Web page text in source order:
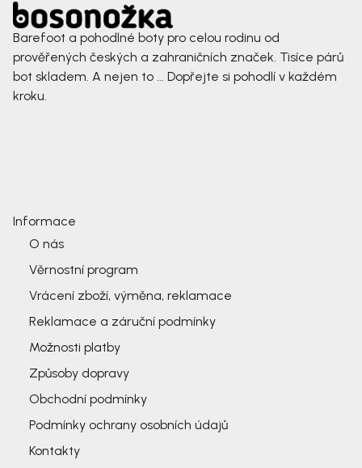
Barefoot a pohodlné boty pro celou rodinu od
prověřených českých a zahraničních značek. Tisíce párů
bot skladem. A nejen to ... Dopřejte si pohodlí v každém
kroku.
Informace
O nás
Věrnostní program
Vrácení zboží, výměna, reklamace
Reklamace a záruční podmínky
Možnosti platby
Způsoby dopravy
Obchodní podmínky
Podmínky ochrany osobních údajů
Kontakty